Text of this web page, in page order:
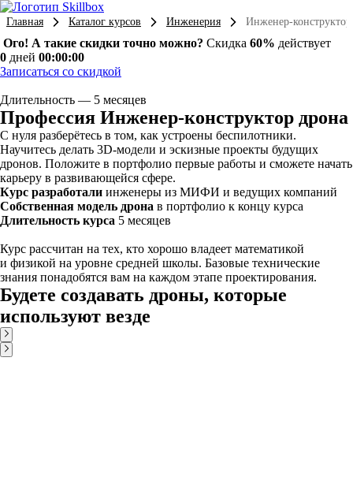
Главная Каталог курсов Инженерия Инженер-
Ого! А такие скидки точно можно? Скидка 60% действует
0 дней 00:00:00
Записаться со скидкой
Длительность — 5 месяцев
Профессия Инженер-конструктор дрона
С нуля разберётесь в том, как устроены беспилотники.
Научитесь делать 3D-модели и эскизные проекты будущих
дронов. Положите в портфолио первые работы и сможете начать
карьеру в развивающейся сфере.
Курс разработали инженеры из МИФИ и ведущих компаний
Собственная модель дрона в портфолио к концу курса
Длительность курса 5 месяцев
Курс рассчитан на тех, кто хорошо владеет математикой
и физикой на уровне средней школы. Базовые технические
знания понадобятся вам на каждом этапе проектирования.
Будете создавать дроны, которые
используют везде